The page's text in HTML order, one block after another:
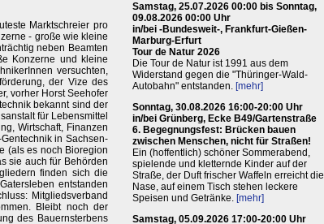
Marktschreier pro
- große wie kleine
neben Beamten
Konzerne und kleine
versuchten,
der Vize des
vorher Horst Seehofer
bekannt sind der
für Lebensmittel
Wirtschaft, Finanzen
in Sachsen-
(als es noch Bioregion
sie auch für Behörden
finden sich die
entstanden
Mitgliedsverband
Bleibt noch der
des Bauernsterbens
Samstag, 25.07.2026 00:00 bis Sonntag,
09.08.2026 00:00 Uhr
in/bei -Bundesweit-, Frankfurt-Gießen-
Marburg-Erfurt
Tour de Natur 2026
Die Tour de Natur ist 1991 aus dem
Widerstand gegen die "Thüringer-Wald-
Autobahn" entstanden. [mehr]
Sonntag, 30.08.2026 16:00-20:00 Uhr
in/bei Grünberg, Ecke B49/Gartenstraße
6. Begegnungsfest: Brücken bauen
zwischen Menschen, nicht für Straßen!
Ein (hoffentlich) schöner Sommerabend,
spielende und kletternde Kinder auf der
Straße, der Duft frischer Waffeln erreicht die
Nase, auf einem Tisch stehen leckere
Speisen und Getränke. [mehr]
Samstag, 05.09.2026 17:00-20:00 Uhr